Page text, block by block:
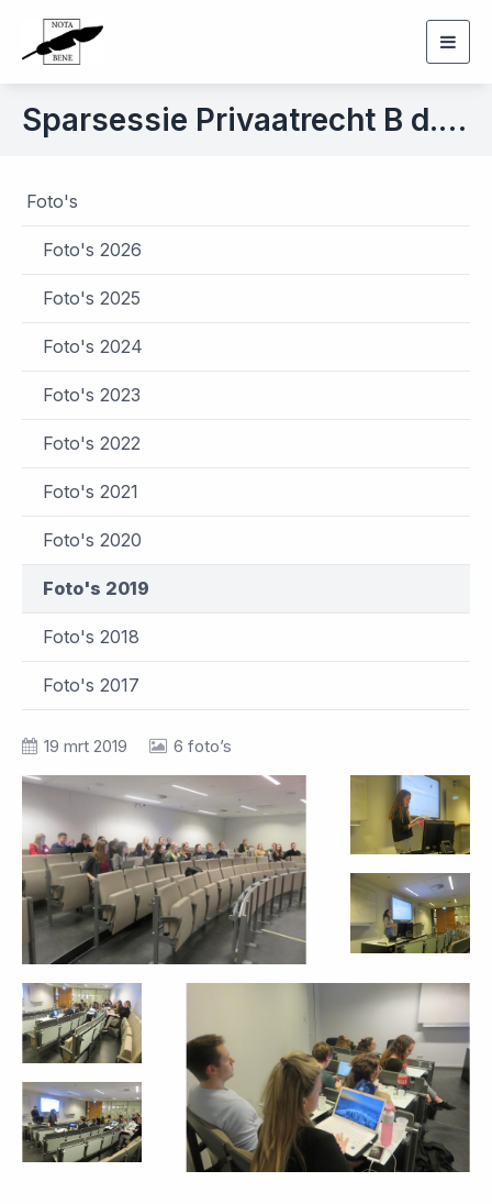
Sparsessie Privaatrecht B d.d. 19 maart 2019
Foto's
Foto's 2026
Foto's 2025
Foto's 2024
Foto's 2023
Foto's 2022
Foto's 2021
Foto's 2020
Foto's 2019
Foto's 2018
Foto's 2017
19 mrt 2019 6 foto’s